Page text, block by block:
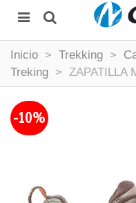
Inicio > Trekking >
Treking > ZAPATILLA
-10%